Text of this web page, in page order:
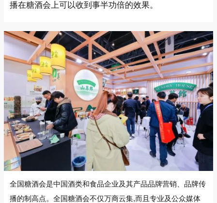
播在糖酒会上可以收到事半功倍的效果。
全国糖酒会是中国酒类和食品企业及其产品品牌营销、品牌传
播的制高点。全国糖酒会不仅万商云集,而且专业及公众媒体